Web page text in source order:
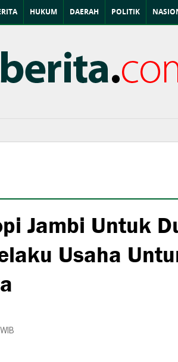
HUKUM DAERAH POLITIK
Jambi Untuk
Usaha